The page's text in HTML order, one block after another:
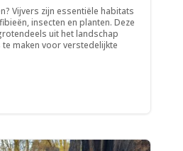
Vijvers zijn essentiële habitats
insecten en planten. Deze
uit het landschap
maken voor verstedelijkte